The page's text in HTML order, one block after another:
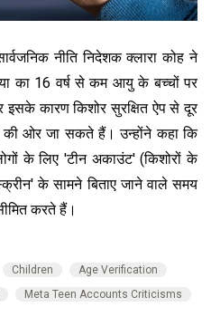
नीति निदेशक क्लारा कोह ने
का 16 वर्ष से कम आयु के बच्चों पर
कारण किशोर सुरक्षित ऐप से दूर
की ओर जा सकते हैं। उन्होंने कहा कि
के लिए 'टीन अकाउंट' (किशोरों के
के सामने बिताए जाने वाले समय
करते हैं।
Children
Age Verification
Meta Teen Accounts Criticisms